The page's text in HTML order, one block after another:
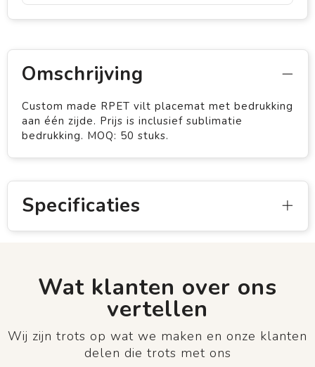
Omschrijving
Custom made RPET vilt placemat met bedrukking
aan één zijde. Prijs is inclusief sublimatie
bedrukking. MOQ: 50 stuks.
Specificaties
Wat klanten over ons
vertellen
Wij zijn trots op wat we maken en onze klanten
delen die trots met ons